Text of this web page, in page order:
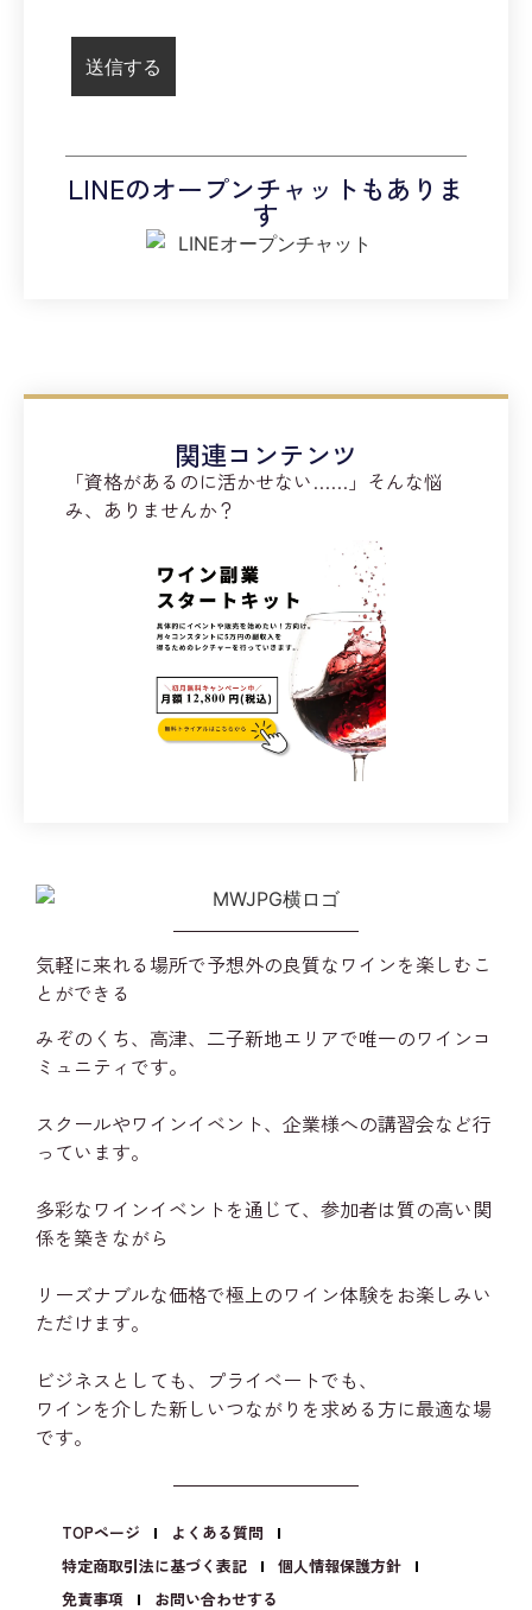
LINEのオープンチャットもありま
す
関連コンテンツ
「資格があるのに活かせない……」そんな悩
み、ありませんか？
気軽に来れる場所で予想外の良質なワインを楽しむこ
とができる
みぞのくち、高津、二子新地エリアで唯一のワインコ
ミュニティです。
スクールやワインイベント、企業様への講習会など行
っています。
多彩なワインイベントを通じて、参加者は質の高い関
係を築きながら
リーズナブルな価格で極上のワイン体験をお楽しみい
ただけます。
ビジネスとしても、プライベートでも、
ワインを介した新しいつながりを求める方に最適な場
です。
TOPページ
よくある質問
特定商取引法に基づく表記
個人情報保護方針
免責事項
お問い合わせする